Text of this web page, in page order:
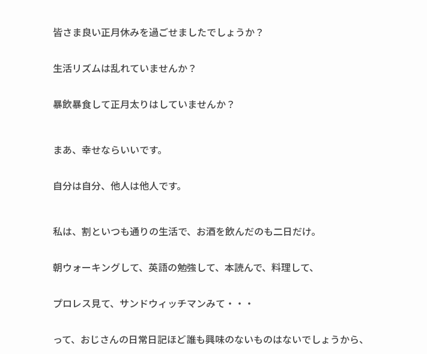
皆さま良い正月休みを過ごせましたでしょうか？
生活リズムは乱れていませんか？
暴飲暴食して正月太りはしていませんか？
まあ、幸せならいいです。
自分は自分、他人は他人です。
私は、割といつも通りの生活で、お酒を飲んだのも二日だけ。
朝ウォーキングして、英語の勉強して、本読んで、料理して、
プロレス見て、サンドウィッチマンみて・・・
って、おじさんの日常日記ほど誰も興味のないものはないでしょうから、